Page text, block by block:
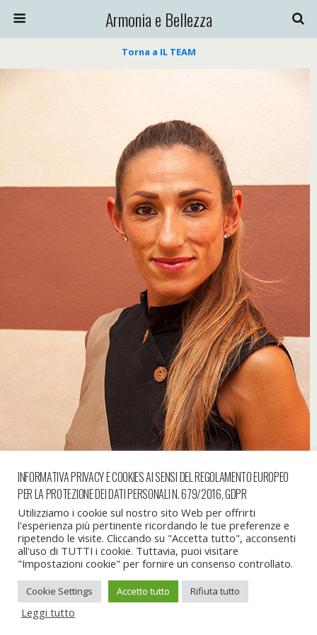
Armonia e Bellezza
Torna a IL TEAM
« precedente in galleria successiva in galleria »
Torna su
Dispositivo Portatile Pc Desktop
INFORMATIVA PRIVACY E COOKIES AI SENSI DEL REGOLAMENTO EUROPEO
PER LA PROTEZIONE DEI DATI PERSONALI N. 679/2016, GDPR
Utilizziamo i cookie sul nostro sito Web per offrirti
l'esperienza più pertinente ricordando le tue preferenze e
ripetendo le visite. Cliccando su "Accetta tutto", acconsenti
all'uso di TUTTI i cookie. Tuttavia, puoi visitare
"Impostazioni cookie" per fornire un consenso controllato.
Cookie Settings Accetto tutto Rifiuta tutto
Leggi tutto